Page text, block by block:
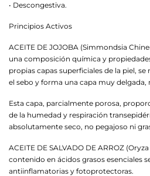
• Descongestiva.
Principios Activos
ACEITE DE JOJOBA (Simmondsia
una composición química y
propias capas superficiales de la piel,
el sebo y forma una capa muy delgada,
Esta capa, parcialmente porosa,
de la humedad y respiración
absolutamente seco, no pegajoso ni
ACEITE DE SALVADO DE ARROZ
contenido en ácidos grasos esenciales
antiinflamatorias y fotoprotectoras.